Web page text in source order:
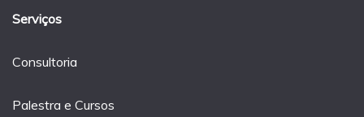
Serviços
Consultoria
Palestra e Cursos